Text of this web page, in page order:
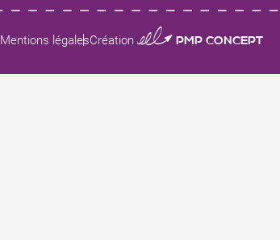
Mentions légalesCréation 0123 PMP CONCEPT